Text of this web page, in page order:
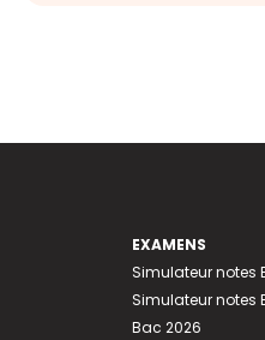
EXAMENS
Simulateur notes
Simulateur notes
Bac 2026